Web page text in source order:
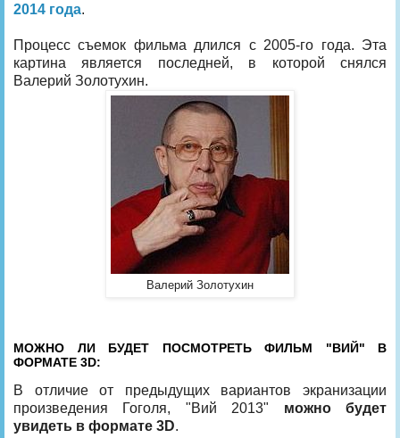
2014 года.
Процесс съемок фильма длился с 2005-го года. Эта
картина является последней, в которой снялся
Валерий Золотухин.
Валерий Золотухин
МОЖНО ЛИ БУДЕТ ПОСМОТРЕТЬ ФИЛЬМ "ВИЙ" В
ФОРМАТЕ 3D:
В отличие от предыдущих вариантов экранизации
произведения Гоголя, "Вий 2013" можно будет
увидеть в формате 3D.